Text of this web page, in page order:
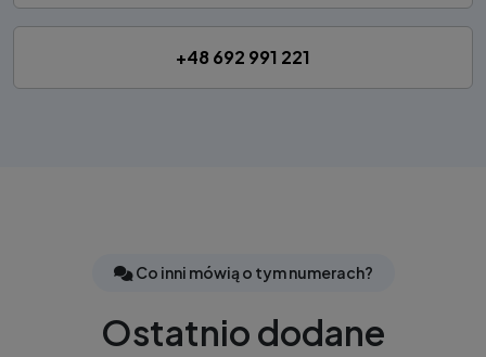
+48 692 991 221
Co inni mówią o tym numerach?
Ostatnio dodane